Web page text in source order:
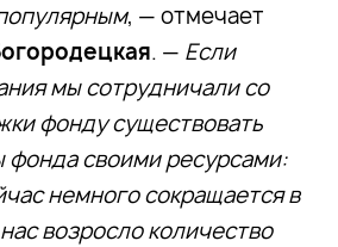
, — отмечает
. — Если
мы сотрудничали со
фонду существовать
фонда своими ресурсами:
немного сокращается в
возросло количество